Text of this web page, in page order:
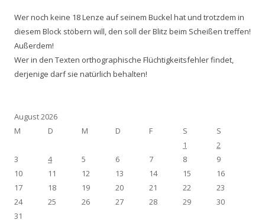
Wer noch keine 18 Lenze auf seinem Buckel hat und trotzdem in
diesem Block stöbern will, den soll der Blitz beim Scheißen treffen!
Außerdem!
Wer in den Texten orthographische Flüchtigkeitsfehler findet,
derjenige darf sie natürlich behalten!
August 2026
M
D M D F S
S
1
2
3
4 5 6 7 8
9
10
11 12 13 14 15
16
17
18 19 20 21 22
23
24
25 26 27 28 29
30
31